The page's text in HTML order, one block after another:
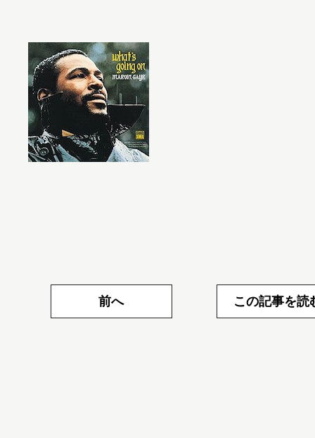
前へ この記事を読